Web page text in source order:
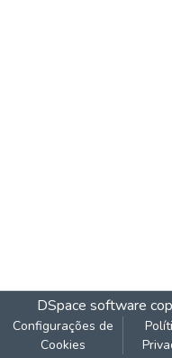
DSpace software
Configurações de
Cookies